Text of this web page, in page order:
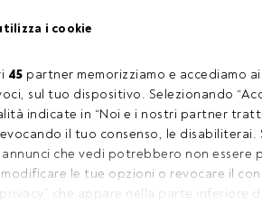
i cookie
45 partner memorizziamo e accediamo
sul tuo dispositivo. Selezionando
indicate in “Noi e i nostri partner
il tuo consenso, le
che vedi potrebbero non essere
le tue opzioni o revocare il
privacy” che appare nella parte inferiore
il pulsante Login. Se non hai
per scoprire tutti i contenuti che
Accedere a
Contatto email